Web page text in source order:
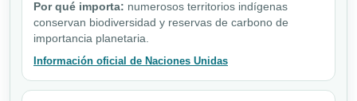
Por qué importa: numerosos territorios indígenas
conservan biodiversidad y reservas de carbono de
importancia planetaria.
Información oficial de Naciones Unidas